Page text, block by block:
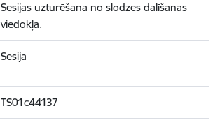
Sesijas uzturēšana no slodzes dalīšanas
viedokļa.
Sesija
TS01c44137